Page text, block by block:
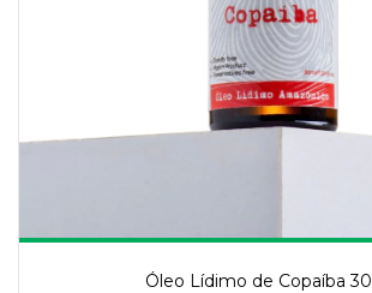
Óleo Lídimo de Copaíba